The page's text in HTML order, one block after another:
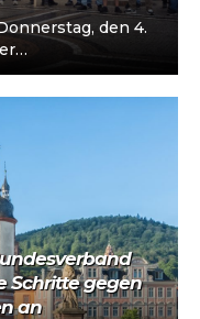
den 4.
Straße. Unter
Schritte gegen
an